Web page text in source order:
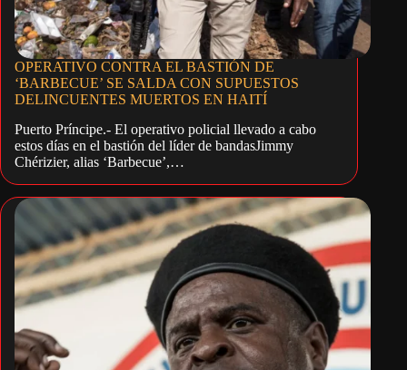
OPERATIVO CONTRA EL BASTIÓN DE
‘BARBECUE’ SE SALDA CON SUPUESTOS
DELINCUENTES MUERTOS EN HAITÍ
Puerto Príncipe.- El operativo policial llevado a cabo
estos días en el bastión del líder de bandasJimmy
Chérizier, alias ‘Barbecue’,…